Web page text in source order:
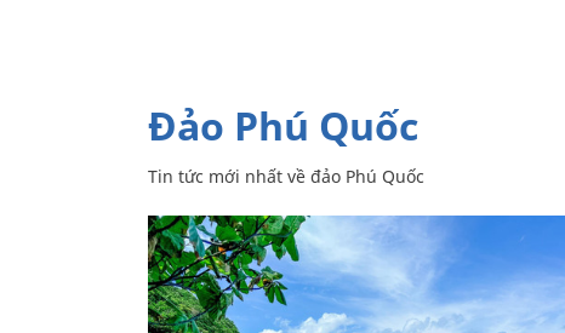
đảo Phú Quốc
Tin tức mới nhất về đảo Phú Quốc